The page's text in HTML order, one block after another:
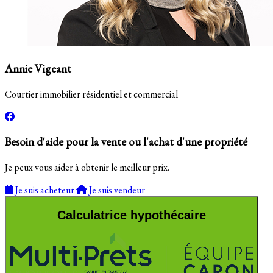
Annie Vigeant
Courtier immobilier résidentiel et commercial
Besoin d'aide pour la vente ou l'achat d'une propriété
Je peux vous aider à obtenir le meilleur prix.
Je suis acheteur
Je suis vendeur
Calculatrice hypothécaire